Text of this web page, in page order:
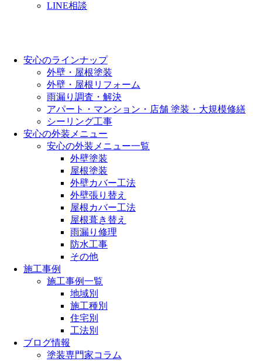
LINE相談
安心のラインナップ
外壁・屋根塗装
外壁・屋根リフォーム
雨漏り調査・解決
アパート・マンション・店舗 塗装・大規模修繕
シーリング工事
安心の外装メニュー
安心の外装メニュー一覧
外壁塗装
屋根塗装
外壁カバー工法
外壁張り替え
屋根カバー工法
屋根葺き替え
雨漏り修理
防水工事
その他
施工事例
施工事例一覧
地域別
施工種別
住宅別
工法別
ブログ情報
塗装専門家コラム